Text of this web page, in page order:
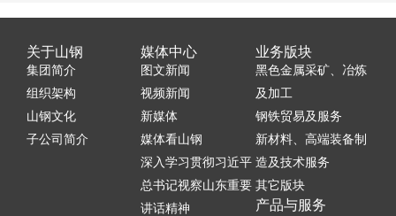
关于山钢
集团简介
组织架构
山钢文化
子公司简介
媒体中心
图文新闻
视频新闻
新媒体
媒体看山钢
深入学习贯彻习近平
总书记视察山东重要
讲话精神
业务版块
黑色金属采矿、冶炼
及加工
钢铁贸易及服务
新材料、高端装备制
造及技术服务
其它版块
产品与服务